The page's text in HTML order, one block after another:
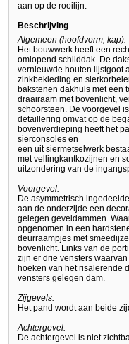
aan op de rooilijn.
Beschrijving
Algemeen (hoofdvorm, kap):
Het bouwwerk heeft een
omlopend schilddak. De
vernieuwde houten lijstgoot
zinkbekleding en
bakstenen dakhuis met een
draairaam met bovenlicht,
schoorsteen. De voorgevel
detaillering omvat op de
bovenverdieping heeft het
sierconsoles en
een uit siermetselwerk
met vellingkantkozijnen en
uitzondering van de
Voorgevel:
De asymmetrisch
aan de onderzijde een
gelegen geveldammen.
opgenomen in een
deurraampjes met
bovenlicht. Links van de
zijn er drie vensters
hoeken van het risalerende
vensters gelegen dam.
Zijgevels:
Het pand wordt aan beide
Achtergevel:
De achtergevel is niet